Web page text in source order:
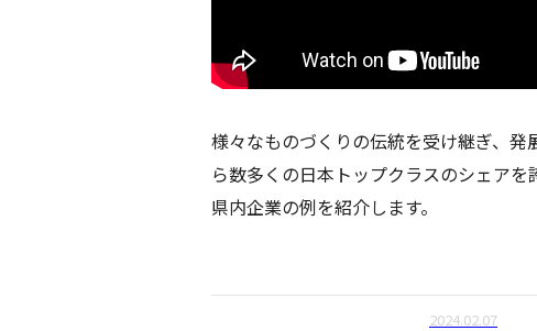
様々なものづくりの伝統を受け継ぎ、
ら数多くの日本トップクラスのシェア
県内企業の例を紹介します。
2024.02.07